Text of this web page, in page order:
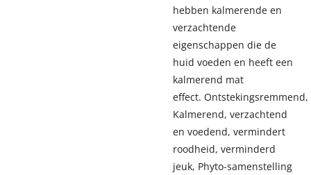
hebben kalmerende en
verzachtende
eigenschappen die de
huid voeden en heeft een
kalmerend mat
effect. Ontstekingsremmend,
Kalmerend, verzachtend
en voedend, vermindert
roodheid, verminderd
jeuk, Phyto-samenstelling